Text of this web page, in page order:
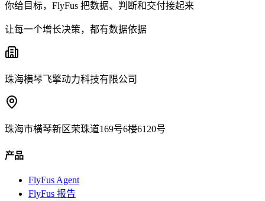
你给目标，FlyFus 把数据、判断和交付接起来
让每一个增长决策，都有数据依据
珠海横琴飞擎动力科技有限公司
珠海市横琴新区荣珠道169号6楼6120号
产品
FlyFus Agent
FlyFus 报告